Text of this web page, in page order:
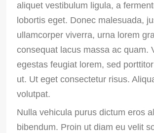
aliquet vestibulum ligula, a
lobortis eget. Donec malesuada,
ullamcorper viverra, urna lorem
consequat lacus massa ac quam.
egestas feugiat lorem, sed
ut. Ut eget consectetur risus.
volutpat.
Nulla vehicula purus dictum eros
bibendum. Proin ut diam eu velit